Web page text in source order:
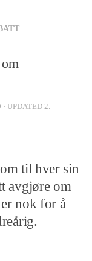
· UPDATED 2.
til hver sin
avgjøre om
nok for å